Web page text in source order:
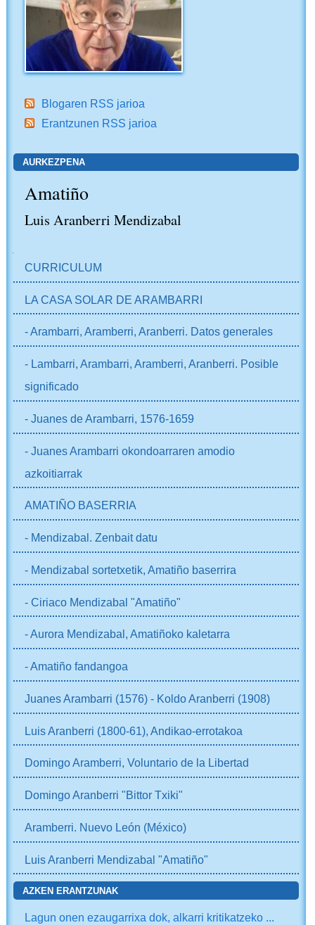
Blogaren RSS jarioa
Erantzunen RSS jarioa
AURKEZPENA
Amatiño
Luis Aranberri Mendizabal
CURRICULUM
LA CASA SOLAR DE ARAMBARRI
- Arambarri, Aramberri, Aranberri. Datos generales
- Lambarri, Arambarri, Aramberri, Aranberri. Posible
significado
- Juanes de Arambarri, 1576-1659
- Juanes Arambarri okondoarraren amodio
azkoitiarrak
AMATIÑO BASERRIA
- Mendizabal. Zenbait datu
- Mendizabal sortetxetik, Amatiño baserrira
- Ciriaco Mendizabal "Amatiño"
- Aurora Mendizabal, Amatiñoko kaletarra
- Amatiño fandangoa
Juanes Arambarri (1576) - Koldo Aranberri (1908)
Luis Aranberri (1800-61), Andikao-errotakoa
Domingo Aramberri, Voluntario de la Libertad
Domingo Aranberri "Bittor Txiki"
Aramberri. Nuevo León (México)
Luis Aranberri Mendizabal "Amatiño"
AZKEN ERANTZUNAK
Lagun onen ezaugarrixa dok, alkarri kritikatzeko ...